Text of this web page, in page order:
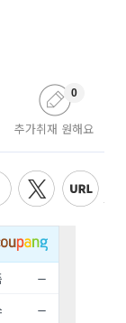
추가취재 원해요
0